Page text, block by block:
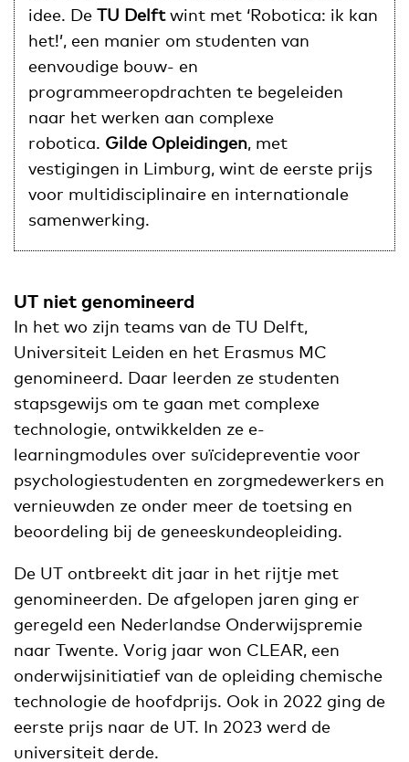
idee. De TU Delftwint met ‘Robotica: ik kan
het!’, een manier om studenten van
eenvoudige bouw- en
programmeeropdrachten te begeleiden
naar het werken aan complexe
robotica. Gilde Opleidingen, met
vestigingen in Limburg, wint de eerste prijs
voor multidisciplinaire en internationale
samenwerking.
UT niet genomineerd
In het wo zijn teams van de TU Delft,
Universiteit Leiden en het Erasmus MC
genomineerd. Daar leerden ze studenten
stapsgewijs om te gaan met complexe
technologie, ontwikkelden ze e-
learningmodules over suïcidepreventie voor
psychologiestudenten en zorgmedewerkers en
vernieuwden ze onder meer de toetsing en
beoordeling bij de geneeskundeopleiding.
De UT ontbreekt dit jaar in het rijtje met
genomineerden. De afgelopen jaren ging er
geregeld een Nederlandse Onderwijspremie
naar Twente. Vorig jaar won CLEAR, een
onderwijsinitiatief van de opleiding chemische
technologie de hoofdprijs. Ook in 2022 ging de
eerste prijs naar de UT. In 2023 werd de
universiteit derde.